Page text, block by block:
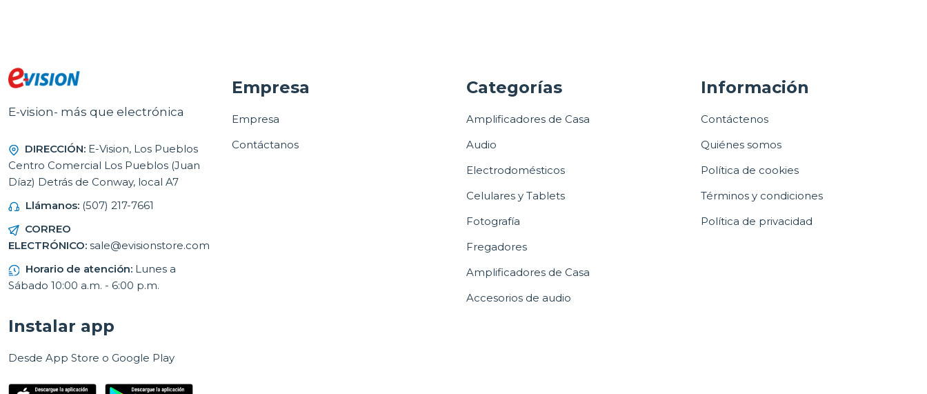
E-vision- más que electrónica
DIRECCIÓN: E-Vision, Los Pueblos
Centro Comercial Los Pueblos (Juan
Díaz) Detrás de Conway, local A7
Llámanos: (507) 217-7661
CORREO
ELECTRÓNICO: sale@evisionstore.com
Horario de atención: Lunes a
Sábado 10:00 a.m. - 6:00 p.m.
Empresa
Empresa
Contáctanos
Categorías
Amplificadores de Casa
Audio
Electrodomésticos
Celulares y Tablets
Fotografía
Fregadores
Amplificadores de Casa
Accesorios de audio
Información
Contáctenos
Quiénes somos
Política de cookies
Términos y condiciones
Política de privacidad
Instalar app
Desde App Store o Google Play